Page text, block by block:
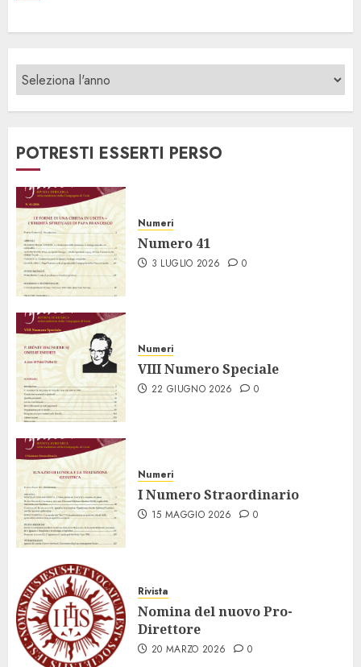
POTRESTI ESSERTI PERSO
Numeri
Numero 41
3 LUGLIO 2026 0
Numeri
VIII Numero Speciale
22 GIUGNO 2026 0
Numeri
I Numero Straordinario
15 MAGGIO 2026 0
Rivista
Nomina del nuovo Pro-
Direttore
20 MARZO 2026 0